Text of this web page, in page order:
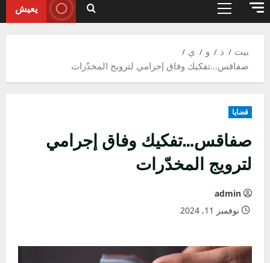
القائمة
يعيش
بيت ذ و
ي
صفاقس…تفكيك وفاق إجرامي لترويج المخدّرات
قضايا
صفاقس…تفكيك وفاق إجرامي
لترويج المخدّرات
admin
نوفمبر 11, 2024